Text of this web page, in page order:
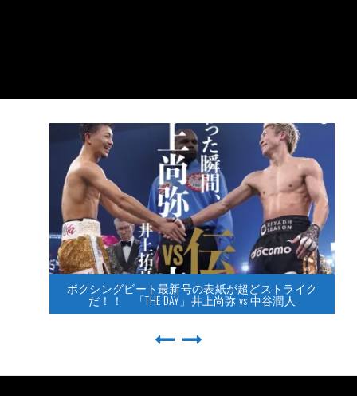
ボクシングビート最新号の表紙が超どストライク
だ！！ 「THE DAY」井上尚弥 vs 中谷潤人